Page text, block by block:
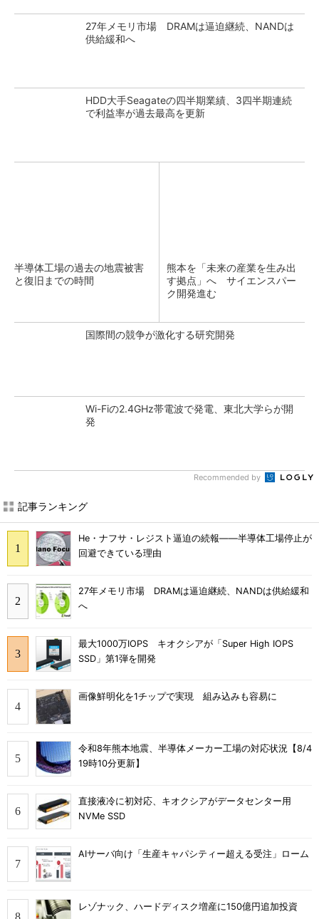
27年メモリ市場 DRAMは逼迫継続、NANDは
供給緩和へ
HDD大手Seagateの四半期業績、3四半期連続
で利益率が過去最高を更新
半導体工場の過去の地震被害
と復旧までの時間
熊本を「未来の産業を生み出
す拠点」へ サイエンスパー
ク開発進む
国際間の競争が激化する研究開発
Wi-Fiの2.4GHz帯電波で発電、東北大学らが開
発
Recommended by
記事ランキング
He・ナフサ・レジスト逼迫の続報――半導体工場停止が
回避できている理由
27年メモリ市場 DRAMは逼迫継続、NANDは供給緩和
へ
最大1000万IOPS キオクシアが「Super High IOPS
SSD」第1弾を開発
画像鮮明化を1チップで実現 組み込みも容易に
令和8年熊本地震、半導体メーカー工場の対応状況【8/4
19時10分更新】
直接液冷に初対応、キオクシアがデータセンター用
NVMe SSD
AIサーバ向け「生産キャパシティー超える受注」ローム
レゾナック、ハードディスク増産に150億円追加投資